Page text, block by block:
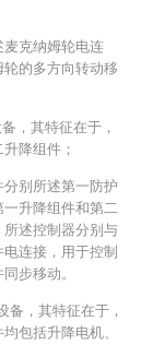
麦克纳姆轮电连
的多方向转动移
，其特征在于，
降组件；
别所述第一防护
升降组件和第二
述控制器分别与
连接，用于控制
步移动。
备，其特征在于，
包括升降电机、